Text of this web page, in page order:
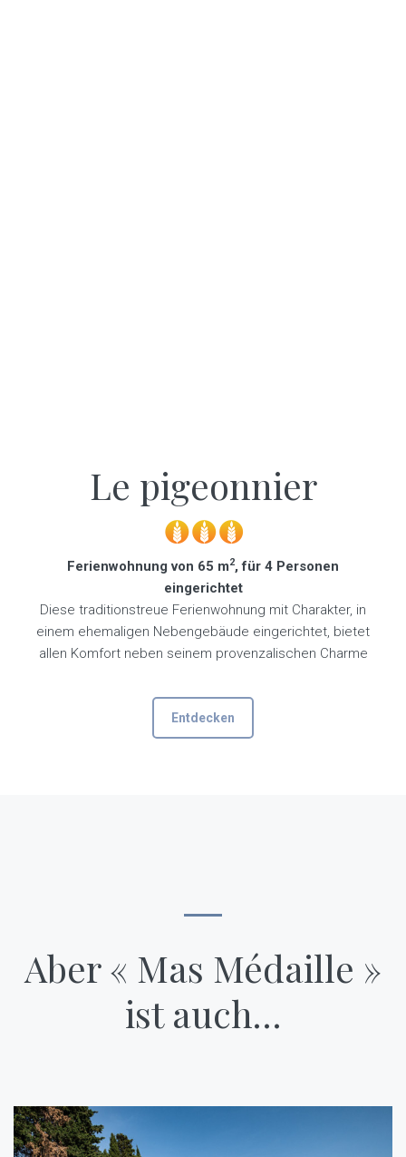
Le pigeonnier
Ferienwohnung von 65 m2, für 4 Personen
eingerichtet
Diese traditionstreue Ferienwohnung mit Charakter, in
einem ehemaligen Nebengebäude eingerichtet, bietet
allen Komfort neben seinem provenzalischen Charme
Entdecken
Aber « Mas Médaille »
ist auch…